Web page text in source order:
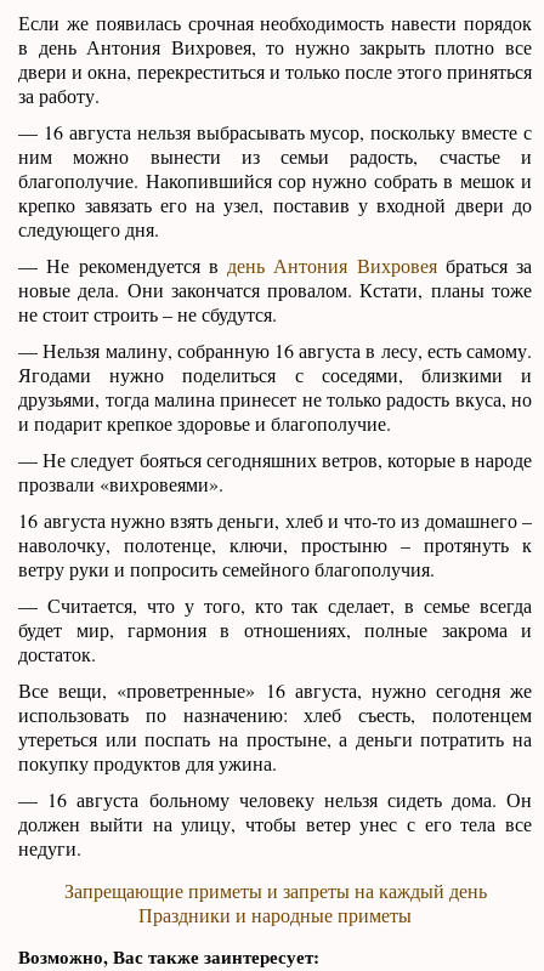
Если же появилась срочная необходимость навести порядок
в день Антония Вихровея, то нужно закрыть плотно все
двери и окна, перекреститься и только после этого приняться
за работу.
— 16 августа нельзя выбрасывать мусор, поскольку вместе с
ним можно вынести из семьи радость, счастье и
благополучие. Накопившийся сор нужно собрать в мешок и
крепко завязать его на узел, поставив у входной двери до
следующего дня.
— Не рекомендуется в день Антония Вихровеябраться за
новые дела. Они закончатся провалом. Кстати, планы тоже
не стоит строить – не сбудутся.
— Нельзя малину, собранную 16 августа в лесу, есть самому.
Ягодами нужно поделиться с соседями, близкими и
друзьями, тогда малина принесет не только радость вкуса, но
и подарит крепкое здоровье и благополучие.
— Не следует бояться сегодняшних ветров, которые в народе
прозвали «вихровеями».
16 августа нужно взять деньги, хлеб и что-то из домашнего –
наволочку, полотенце, ключи, простыню – протянуть к
ветру руки и попросить семейного благополучия.
— Считается, что у того, кто так сделает, в семье всегда
будет мир, гармония в отношениях, полные закрома и
достаток.
Все вещи, «проветренные» 16 августа, нужно сегодня же
использовать по назначению: хлеб съесть, полотенцем
утереться или поспать на простыне, а деньги потратить на
покупку продуктов для ужина.
— 16 августа больному человеку нельзя сидеть дома. Он
должен выйти на улицу, чтобы ветер унес с его тела все
недуги.
Запрещающие приметы и запреты на каждый день
Праздники и народные приметы
Возможно, Вас также заинтересует: